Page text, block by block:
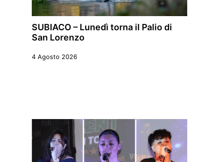
SUBIACO – Lunedì torna il Palio di
San Lorenzo
4 Agosto 2026